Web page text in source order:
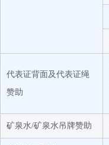
代表证背面及代表证绳
赞助
矿泉水/矿泉水吊牌赞助